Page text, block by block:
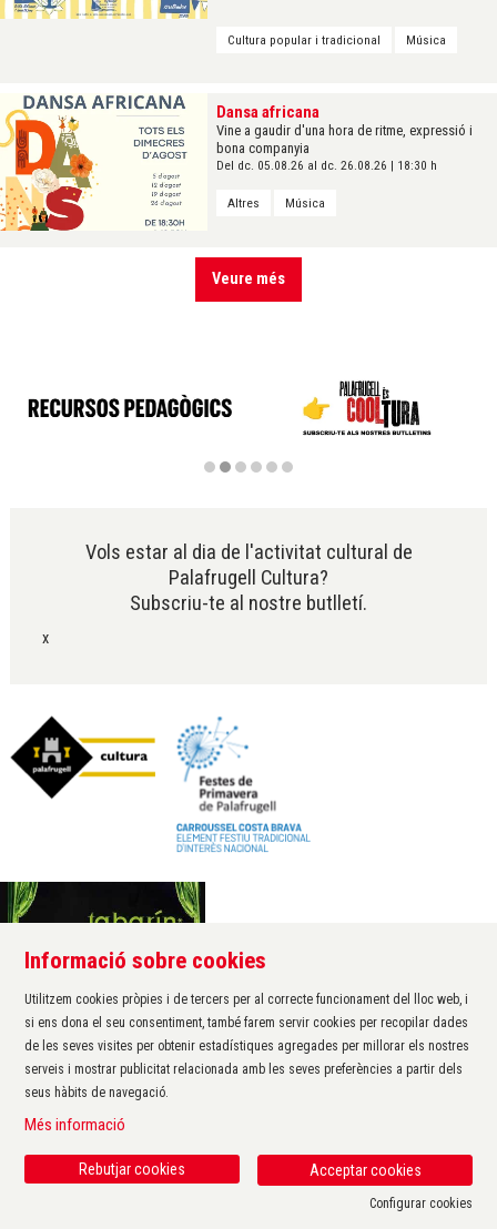
Cultura popular i tradicional Música
Dansa africana
Vine a gaudir d'una hora de ritme, expressió i
bona companyia
Del dc. 05.08.26 al dc. 26.08.26 | 18:30 h
Altres Música
Veure més
Vols estar al dia de l'activitat cultural de
Palafrugell Cultura?
Subscriu-te al nostre butlletí.
x
Àrea de cultura de l'Ajuntament de Palafrugell
Carrer Santa Margarida, 1
17200 Palafrugell
972 611 172 ·
cultura@palafrugell.cat
Sitemap | Avís Legal
Informació sobre cookies
Utilitzem cookies pròpies i de tercers per al correcte funcionament del lloc web, i
si ens dona el seu consentiment, també farem servir cookies per recopilar dades
de les seves visites per obtenir estadístiques agregades per millorar els nostres
serveis i mostrar publicitat relacionada amb les seves preferències a partir dels
seus hàbits de navegació.
Més informació
Acceptar cookies
Rebutjar cookies
Configurar cookies